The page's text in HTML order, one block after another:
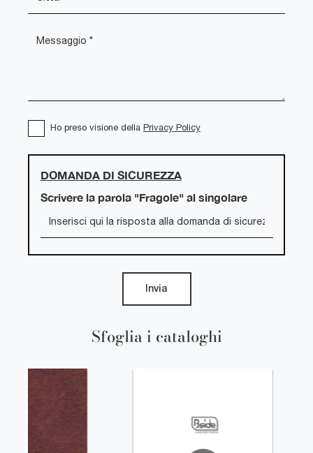
Sfoglia i cataloghi
Ho preso visione della Privacy Policy
DOMANDA DI SICUREZZA
Scrivere la parola "Fragole" al singolare
Invia